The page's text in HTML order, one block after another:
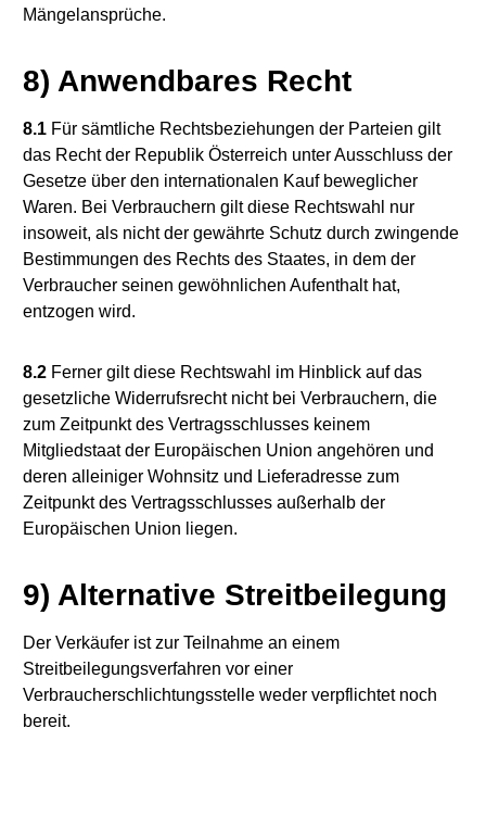
Mängelansprüche.
8) Anwendbares Recht
8.1 Für sämtliche Rechtsbeziehungen der Parteien gilt
das Recht der Republik Österreich unter Ausschluss der
Gesetze über den internationalen Kauf beweglicher
Waren. Bei Verbrauchern gilt diese Rechtswahl nur
insoweit, als nicht der gewährte Schutz durch zwingende
Bestimmungen des Rechts des Staates, in dem der
Verbraucher seinen gewöhnlichen Aufenthalt hat,
entzogen wird.
8.2 Ferner gilt diese Rechtswahl im Hinblick auf das
gesetzliche Widerrufsrecht nicht bei Verbrauchern, die
zum Zeitpunkt des Vertragsschlusses keinem
Mitgliedstaat der Europäischen Union angehören und
deren alleiniger Wohnsitz und Lieferadresse zum
Zeitpunkt des Vertragsschlusses außerhalb der
Europäischen Union liegen.
9) Alternative Streitbeilegung
Der Verkäufer ist zur Teilnahme an einem
Streitbeilegungsverfahren vor einer
Verbraucherschlichtungsstelle weder verpflichtet noch
bereit.